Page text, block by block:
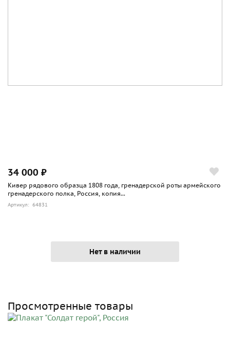
34 000 ₽
Кивер рядового образца 1808 года, гренадерской роты армейского
гренадерского полка, Россия, копия...
Артикул: 64831
Нет в наличии
Просмотренные товары